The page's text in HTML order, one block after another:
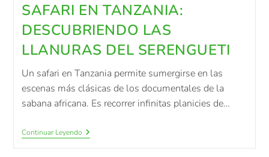
SAFARI EN TANZANIA:
DESCUBRIENDO LAS
LLANURAS DEL SERENGUETI
Un safari en Tanzania permite sumergirse en las
escenas más clásicas de los documentales de la
sabana africana. Es recorrer infinitas planicies de…
Continuar Leyendo